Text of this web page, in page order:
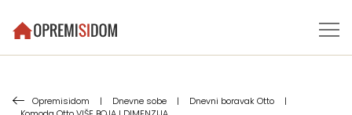
Opremisidom | Dnevne sobe | Dnevni boravak Otto
|